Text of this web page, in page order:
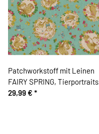
Patchworkstoff mit Leinen
FAIRY SPRING, Tierportraits
in Blumenkränzen, mintgrün-
29,99 € *